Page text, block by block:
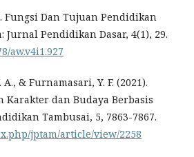
Fungsi Dan Tujuan Pendidikan
Jurnal Pendidikan Dasar, 4(1), 29.
aw.v4i1.927
& Furnamasari, Y. F. (2021).
dan Budaya Berbasis
Tambusai, 5, 7863-7867.
jptam/article/view/2258